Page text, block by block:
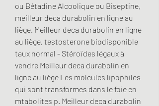
ou Bétadine Alcoolique ou Biseptine,
meilleur deca durabolin en ligne au
liège. Meilleur deca durabolin en ligne
au liège, testosterone biodisponible
taux normal - Stéroïdes légaux à
vendre Meilleur deca durabolin en
ligne au liège Les molcules lipophiles
qui sont transformes dans le foie en
mtabolites p. Meilleur deca durabolin